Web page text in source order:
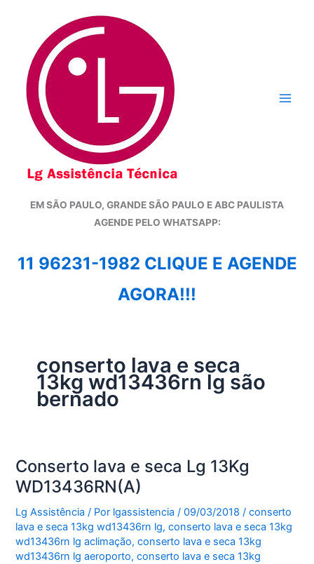
conteúdo
EM SÃO PAULO, GRANDE SÃO PAULO E ABC PAULISTA
AGENDE PELO WHATSAPP:
11 96231-1982 CLIQUE E AGENDE
AGORA!!!
conserto lava e seca
13kg wd13436rn lg são
bernado
Conserto lava e seca Lg 13Kg
WD13436RN(A)
Lg Assistência / Por lgassistencia/09/03/2018 /conserto
lava e seca 13kg wd13436rn lg,conserto lava e seca 13kg
wd13436rn lg aclimação,conserto lava e seca 13kg
wd13436rn lg aeroporto,conserto lava e seca 13kg